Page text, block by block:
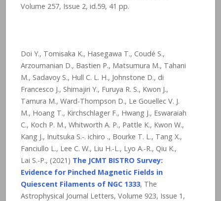
Volume 257, Issue 2, id.59, 41 pp.
Doi Y., Tomisaka K., Hasegawa T., Coudé S.,
Arzoumanian D., Bastien P., Matsumura M., Tahani
M., Sadavoy S., Hull C. L. H., Johnstone D., di
Francesco J., Shimajiri Y., Furuya R. S., Kwon J.,
Tamura M., Ward-Thompson D., Le Gouellec V. J.
M., Hoang T., Kirchschlager F., Hwang J., Eswaraiah
C., Koch P. M., Whitworth A. P., Pattle K., Kwon W.,
Kang J., Inutsuka S.-. ichiro ., Bourke T. L., Tang X.,
Fanciullo L., Lee C. W., Liu H.-L., Lyo A.-R., Qiu K.,
Lai S.-P., (2021) The JCMT BISTRO Survey:
Evidence for Pinched Magnetic Fields in
Quiescent Filaments of NGC 1333, The
Astrophysical Journal Letters, Volume 923, Issue 1,